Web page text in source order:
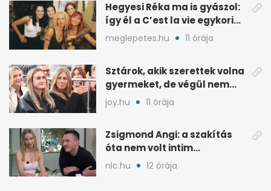
Hegyesi Réka ma is gyászol:
így él a C’est la vie egykori
énekesnője
meglepetes.hu 11 órája
Sztárok, akik szerettek volna
gyermeket, de végül nem
született nekik
joy.hu 11 órája
Zsigmond Angi: a szakítás
óta nem volt intim
kapcsolata senkivel
nlc.hu 12 órája